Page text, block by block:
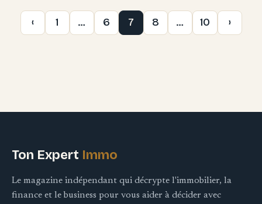
‹ 1 … 6 7 8 … 10 ›
Ton Expert Immo
Le magazine indépendant qui décrypte l'immobilier, la
finance et le business pour vous aider à décider avec